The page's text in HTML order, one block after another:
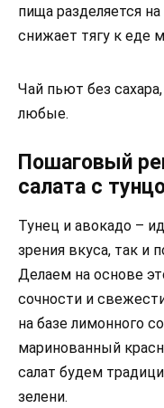
пища разделяется
снижает тягу к еде
Чай пьют без
любые.
Пошаговый
салата с
Тунец и авокадо –
зрения вкуса, так и
Делаем на основе
сочности и
на базе лимонного
маринованный
салат будем
зелени.